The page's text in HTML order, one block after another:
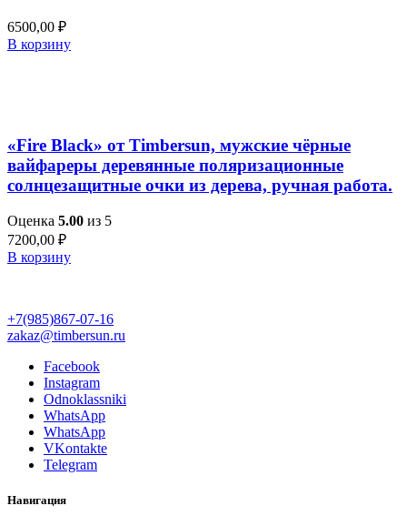
6500,00 ₽
В корзину
«Fire Black» от Timbersun, мужские чёрные
вайфареры деревянные поляризационные
солнцезащитные очки из дерева, ручная работа.
Оценка 5.00 из 5
7200,00 ₽
В корзину
+7(985)867-07-16
zakaz@timbersun.ru
Facebook
Instagram
Odnoklassniki
WhatsApp
WhatsApp
VKontakte
Telegram
Навигация